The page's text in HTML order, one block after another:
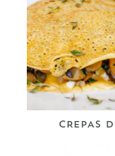
CREPAS